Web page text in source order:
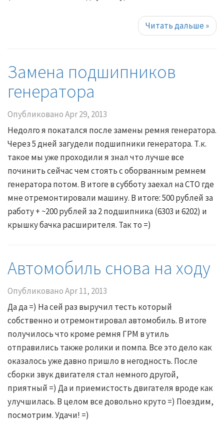
Читать дальше»
Замена подшипников
генератора
ОпубликованоApr 29, 2013
Недолго я покатался после замены ремня генератора.
Через 5 дней загудели подшипники генератора. Т.к.
такое мы уже проходили я знал что лучше все
починить сейчас чем стоять с оборванным ремнем
генератора потом. В итоге в субботу заехал на СТО где
мне отремонтировали машину. В итоге: 500 рублей за
работу + ~200 рублей за 2 подшипника (6303 и 6202) и
крышку бачка расширителя. Так то =)
Автомобиль снова на ходу
ОпубликованоApr 11, 2013
Да да =) На сей раз выручил тесть который
собственно и отремонтировал автомобиль. В итоге
получилось что кроме ремня ГРМ в утиль
отправились также ролики и помпа. Все это дело как
оказалось уже давно пришло в негодность. После
сборки звук двигателя стал немного другой,
приятный =) Да и приемистость двигателя вроде как
улучшилась. В целом все довольно круто =) Поездим,
посмотрим. Удачи! =)